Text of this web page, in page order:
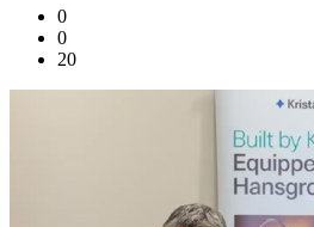
0
0
20